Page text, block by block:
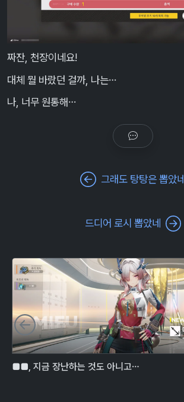
짜잔, 천장이네요!
대체 뭘 바랐던 걸까, 나는…
나, 너무 원통해…
그래도 탕탕은 뽑았네
드디어 로시 뽑았네
■■, 지금 장난하는 것도 아니고…
이전 슬라이드